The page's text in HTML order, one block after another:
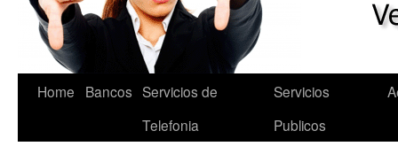
Home Bancos Servicios de
Telefonia
Servicios
Publicos